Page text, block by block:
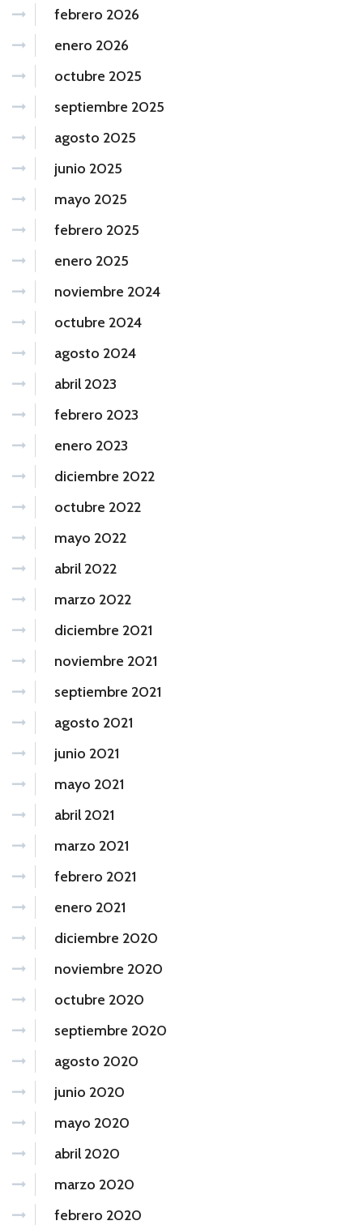
febrero 2026
enero 2026
octubre 2025
septiembre 2025
agosto 2025
junio 2025
mayo 2025
febrero 2025
enero 2025
noviembre 2024
octubre 2024
agosto 2024
abril 2023
febrero 2023
enero 2023
diciembre 2022
octubre 2022
mayo 2022
abril 2022
marzo 2022
diciembre 2021
noviembre 2021
septiembre 2021
agosto 2021
junio 2021
mayo 2021
abril 2021
marzo 2021
febrero 2021
enero 2021
diciembre 2020
noviembre 2020
octubre 2020
septiembre 2020
agosto 2020
junio 2020
mayo 2020
abril 2020
marzo 2020
febrero 2020